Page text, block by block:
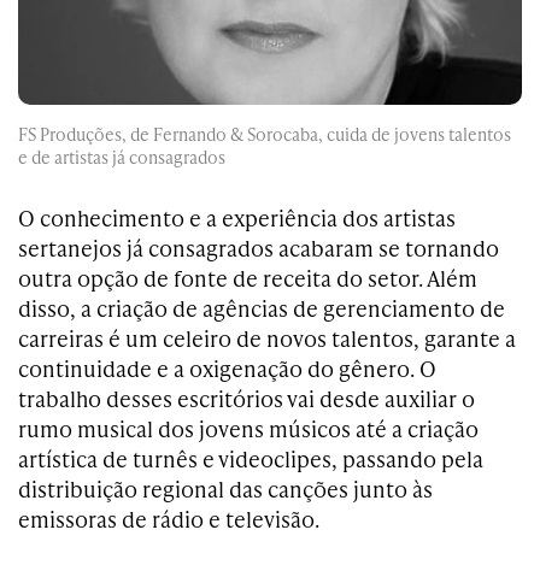
FS Produções, de Fernando & Sorocaba, cuida de jovens talentos
e de artistas já consagrados
O conhecimento e a experiência dos artistas
sertanejos já consagrados acabaram se tornando
outra opção de fonte de receita do setor. Além
disso, a criação de agências de gerenciamento de
carreiras é um celeiro de novos talentos, garante a
continuidade e a oxigenação do gênero. O
trabalho desses escritórios vai desde auxiliar o
rumo musical dos jovens músicos até a criação
artística de turnês e videoclipes, passando pela
distribuição regional das canções junto às
emissoras de rádio e televisão.